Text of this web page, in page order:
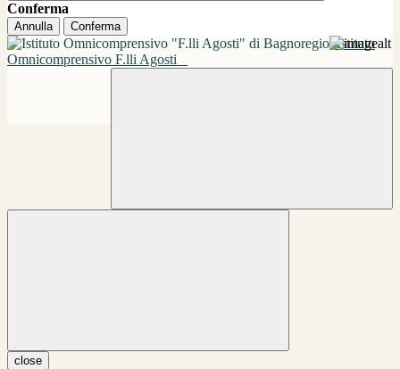
Conferma
Annulla Conferma
Istituto
Omnicomprensivo F.lli Agosti
close